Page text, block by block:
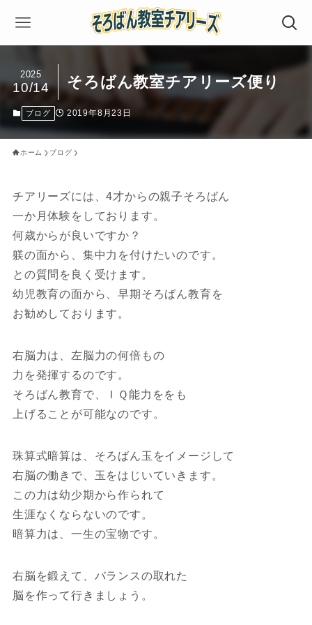
そろばん教室チアリーズ便り
2025
10/14
ブログ 2019年8月23日
ホーム ブログ
チアリーズには、4才からの親子そろばん
一か月体験をしております。
何歳からが良いですか？
躾の面から、集中力を付けたいのです。
との質問を良く受けます。
幼児教育の面から、早期そろばん教育を
お勧めしております。
右脳力は、左脳力の何倍もの
力を発揮するのです。
そろばん教育で、ＩＱ能力ををも
上げることが可能なのです。
珠算式暗算は、そろばん玉をイメージして
右脳の働きで、玉をはじいていきます。
この力は幼少期から作られて
生涯なくならないのです。
暗算力は、一生の宝物です。
右脳を鍛えて、バランスの取れた
脳を作って行きましょう。